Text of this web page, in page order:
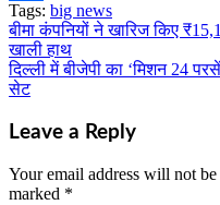
Share
Tags: big news
Post
navigation
बीमा कंपनियों ने खारिज किए
खाली हाथ
दिल्ली में बीजेपी का ‘मिशन 24
सेट
Leave a Reply
Your email address will not
marked *